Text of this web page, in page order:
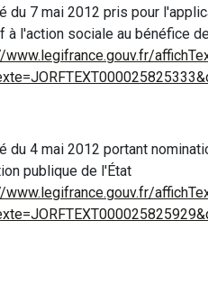
du 7 mai 2012 pris pour
à l'action sociale au bénéfice
www.legifrance.gouv.fr/
du 4 mai 2012 portant
publique de l'État
www.legifrance.gouv.fr/